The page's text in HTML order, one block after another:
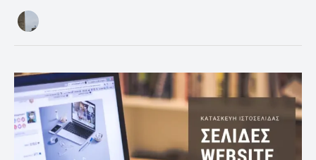
Σελίδες
website
–
Πόσες
και